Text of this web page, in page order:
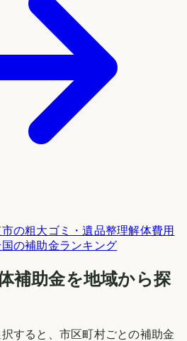
市の粗大ゴミ・遺品整理解体費用
の補助金ランキング
補助金を地域から探
すると、市区町村ごとの補助金